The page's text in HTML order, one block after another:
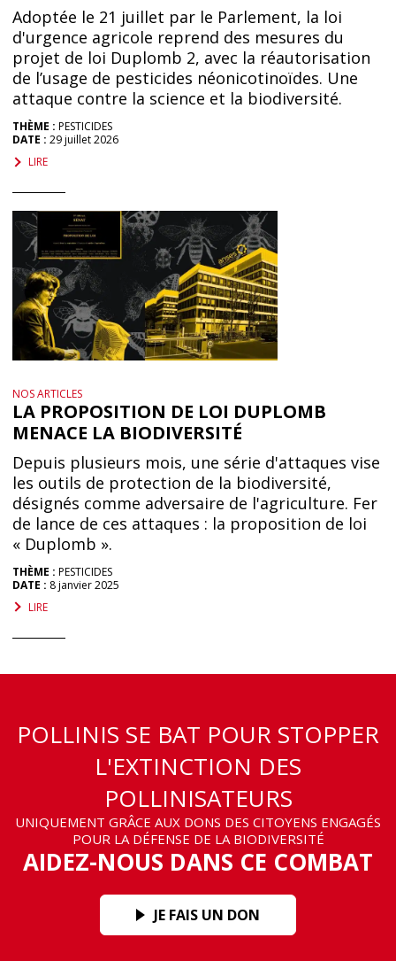
Adoptée le 21 juillet par le Parlement, la loi
d'urgence agricole reprend des mesures du
projet de loi Duplomb 2, avec la réautorisation
de l’usage de pesticides néonicotinoïdes. Une
attaque contre la science et la biodiversité.
THÈME : PESTICIDES
DATE : 29 juillet 2026
LIRE
NOS ARTICLES
LA PROPOSITION DE LOI DUPLOMB
MENACE LA BIODIVERSITÉ
Depuis plusieurs mois, une série d'attaques vise
les outils de protection de la biodiversité,
désignés comme adversaire de l'agriculture. Fer
de lance de ces attaques : la proposition de loi
« Duplomb ».
THÈME : PESTICIDES
DATE : 8 janvier 2025
LIRE
POLLINIS SE BAT POUR STOPPER
L'EXTINCTION DES
POLLINISATEURS
UNIQUEMENT GRÂCE AUX DONS DES CITOYENS ENGAGÉS
POUR LA DÉFENSE DE LA BIODIVERSITÉ
AIDEZ-NOUS DANS CE COMBAT
JE FAIS UN DON